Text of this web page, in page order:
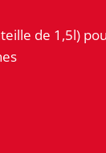
de 1,5l)